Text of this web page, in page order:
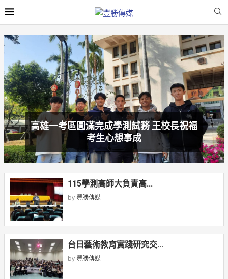
學測第二日高雄一考區試務順利 兼考區主
任王政彥慰勉監試務人員
115學測高師大負責高...
by 豐勝傳媒
台日藝術教育實踐研究交...
by 豐勝傳媒